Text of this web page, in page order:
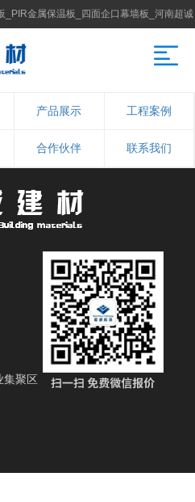
_PIR金属保温板_四面企口幕墙板_河南超诚
公司”官方网站！
产品展示 工程案例
合作伙伴 联系我们
集聚区